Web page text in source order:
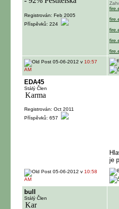
Registrován: Feb 2005
Příspěvků: 224
05-06-2012 v 10:57
AM
EDA45
Stálý Člen
Registrován: Oct 2011
Příspěvků: 657
je
05-06-2012 v 10:58
AM
bull
Stálý Člen